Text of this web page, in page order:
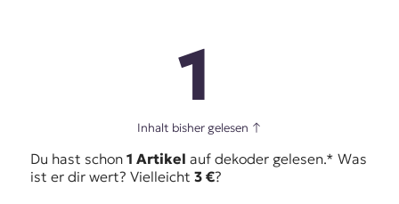
1
Inhalt bisher gelesen ↑
Du hast schon 1 Artikel auf dekoder gelesen.* Was
ist er dir wert? Vielleicht 3 €?